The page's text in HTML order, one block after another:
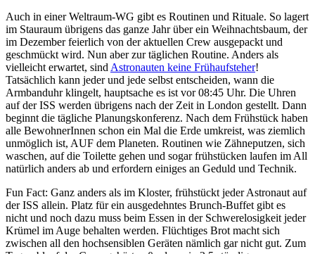
Auch in einer Weltraum-WG gibt es Routinen und Rituale. So lagert
im Stauraum übrigens das ganze Jahr über ein Weihnachtsbaum, der
im Dezember feierlich von der aktuellen Crew ausgepackt und
geschmückt wird. Nun aber zur täglichen Routine. Anders als
vielleicht erwartet, sind Astronauten keine Frühaufsteher!
Tatsächlich kann jeder und jede selbst entscheiden, wann die
Armbanduhr klingelt, hauptsache es ist vor 08:45 Uhr. Die Uhren
auf der ISS werden übrigens nach der Zeit in London gestellt. Dann
beginnt die tägliche Planungskonferenz. Nach dem Frühstück haben
alle BewohnerInnen schon ein Mal die Erde umkreist, was ziemlich
unmöglich ist, AUF dem Planeten. Routinen wie Zähneputzen, sich
waschen, auf die Toilette gehen und sogar frühstücken laufen im All
natürlich anders ab und erfordern einiges an Geduld und Technik.
Fun Fact: Ganz anders als im Kloster, frühstückt jeder Astronaut auf
der ISS allein. Platz für ein ausgedehntes Brunch-Buffet gibt es
nicht und noch dazu muss beim Essen in der Schwerelosigkeit jeder
Krümel im Auge behalten werden. Flüchtiges Brot macht sich
zwischen all den hochsensiblen Geräten nämlich gar nicht gut. Zum